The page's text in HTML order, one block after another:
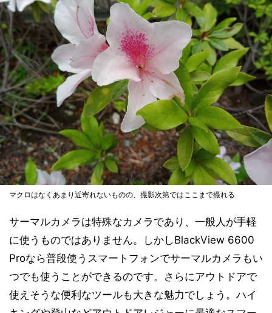
マクロはなくあまり近寄れないものの、撮影次第ではここまで撮れる
サーマルカメラは特殊なカメラであり、一般人が手軽
に使うものではありません。しかしBlackView 6600
Proなら普段使うスマートフォンでサーマルカメラもい
つでも使うことができるのです。さらにアウトドアで
使えそうな便利なツールも大きな魅力でしょう。ハイ